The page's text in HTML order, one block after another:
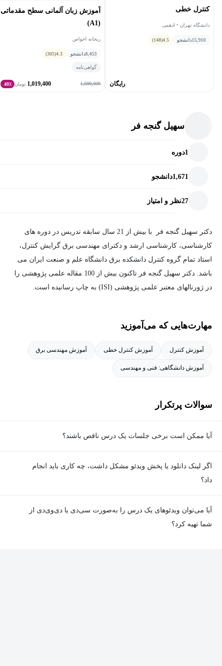
کنترل خطی
دانشگاه تهران • ادهمی
15,910دانشجو 4.5
(148)
رایگان
آموزش زبان آلمانی سطح مقدماتی
(A1)
ریحانه اخواص
8,453دانشجو 4.3
(305)
گواهی‌نامه
1,699,000
1,019,400 تومان 40٪
سهیل گنجه فر
1دوره
1,671دانشجو
27نظر و امتیاز
دکتر سهیل گنجه فر با بیش از 21 سال سابقه تدریس در دوره های
کارشناسی، کارشناسی ارشد و دکترای مهندسی برق گرایش کنترل،
استاد تمام گروه کنترل دانشکده برق دانشگاه علم و صنعت ایران می
باشد. دکتر سهیل گنجه فر تاکنون بیش از 100 مقاله علمی پژوهشی را
در ژورنالهای معتبر علمی پژوهشی (ISI) به چاپ رسانیده است.
در حین تدریس بارها نفر برتر آموزشی در دانشگاه بوده است. از دروس
سیستم های کنترل خطی، کنترل صنعتی، کنترل دیجیتال، کنترل مدرن،
مهارت‌هایی که می‌آموزید
آموزش کنترل آموزش کنترل خطی آموزش مهندسی برق
آموزش دانشگاهی: فنی و مهندسی
سوالات پرتکرار
آیا ممکن است برخی جلسات یک درس ناقص باشند؟
اگر لینک دانلود یا پخش ویدئو مشکل داشت، چه کاری باید انجام
داد؟
آیا می‌توان ویدئوهای یک درس را به‌صورت سی‌دی یا دی‌وی‌دی از
شما تهیه کرد؟